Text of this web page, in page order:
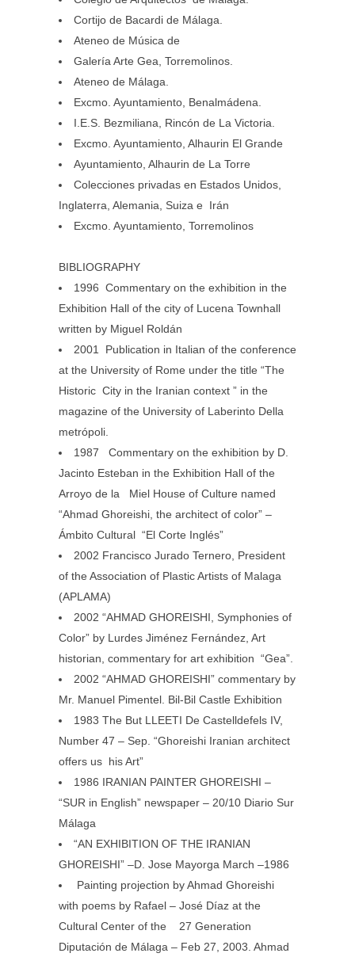
Cortijo de Bacardi de Málaga.
Ateneo de Música de
Galería Arte Gea, Torremolinos.
Ateneo de Málaga.
Excmo. Ayuntamiento, Benalmádena.
I.E.S. Bezmiliana, Rincón de La Victoria.
Excmo. Ayuntamiento, Alhaurin El Grande
Ayuntamiento, Alhaurin de La Torre
Colecciones privadas en Estados Unidos,
Inglaterra, Alemania, Suiza e Irán
Excmo. Ayuntamiento, Torremolinos
BIBLIOGRAPHY
1996 Commentary on the exhibition in the
Exhibition Hall of the city of Lucena Townhall
written by Miguel Roldán
2001 Publication in Italian of the conference
at the University of Rome under the title “The
Historic City in the Iranian context ” in the
magazine of the University of Laberinto Della
metrópoli.
1987 Commentary on the exhibition by D.
Jacinto Esteban in the Exhibition Hall of the
Arroyo de la Miel House of Culture named
“Ahmad Ghoreishi, the architect of color” –
Ámbito Cultural “El Corte Inglés”
2002 Francisco Jurado Ternero, President
of the Association of Plastic Artists of Malaga
(APLAMA)
2002 “AHMAD GHOREISHI, Symphonies of
Color” by Lurdes Jiménez Fernández, Art
historian, commentary for art exhibition “Gea”.
2002 “AHMAD GHOREISHI” commentary by
Mr. Manuel Pimentel. Bil-Bil Castle Exhibition
1983 The But LLEETI De Castelldefels IV,
Number 47 – Sep. “Ghoreishi Iranian architect
offers us his Art”
1986 IRANIAN PAINTER GHOREISHI –
“SUR in English” newspaper – 20/10 Diario Sur
Málaga
“AN EXHIBITION OF THE IRANIAN
GHOREISHI” –D. Jose Mayorga March –1986
Painting projection by Ahmad Ghoreishi
with poems by Rafael – José Díaz at the
Cultural Center of the 27 Generation
Diputación de Málaga – Feb 27, 2003. Ahmad